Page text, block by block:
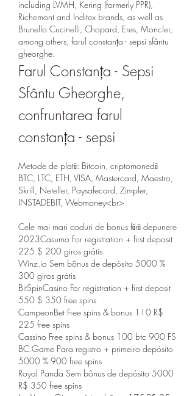
including LVMH, Kering (formerly PPR),
Richemont and Inditex brands, as well as
Brunello Cucinelli, Chopard, Eres, Moncler,
among others, farul constanța - sepsi sfântu
gheorghe.
Farul Constanța - Sepsi
Sfântu Gheorghe,
confruntarea farul
constanța - sepsi
Metode de plată: Bitcoin, criptomonedă
BTC, LTC, ETH, VISA, Mastercard, Maestro,
Skrill, Neteller, Paysafecard, Zimpler,
INSTADEBIT, Webmoney<br>
Cele mai mari coduri de bonus fără depunere
2023Casumo For registration + first deposit
225 $ 200 giros grátis
Winz.io Sem bônus de depósito 5000 %
300 giros grátis
BitSpinCasino For registration + first deposit
550 $ 350 free spins
CampeonBet Free spins & bonus 110 R$
225 free spins
Cassino Free spins & bonus 100 btc 900 FS
BC.Game Para registro + primeiro depósito
5000 % 900 free spins
Royal Panda Sem bônus de depósito 5000
R$ 350 free spins